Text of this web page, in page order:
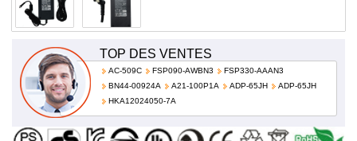
TOP DES VENTES
AC-509C FSP090-AWBN3
FSP330-AAAN3
BN44-00924A
A21-100P1A ADP-65JH
ADP-65JH
HKA12024050-7A